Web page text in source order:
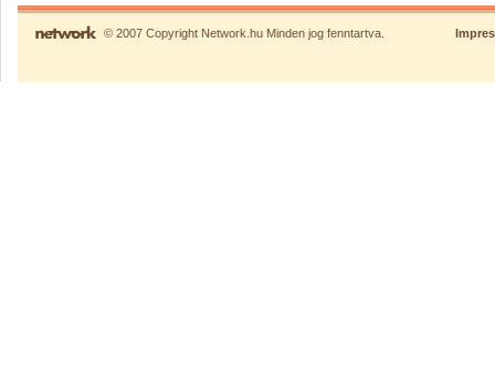
© 2007 Copyright Network.hu Minden jog fenntartva.